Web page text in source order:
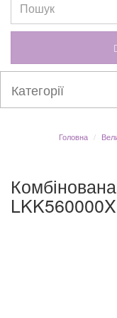
Категорії
Головна
LKK560000X